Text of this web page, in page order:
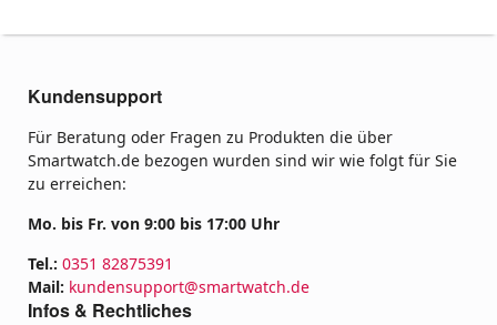
Kundensupport
Für Beratung oder Fragen zu Produkten die über
Smartwatch.de bezogen wurden sind wir wie folgt für Sie
zu erreichen:
Mo. bis Fr. von 9:00 bis 17:00 Uhr
Tel.: 0351 82875391
Mail: kundensupport@smartwatch.de
Infos & Rechtliches